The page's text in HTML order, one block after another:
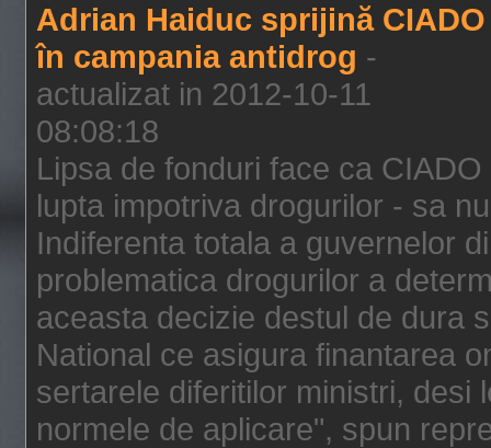
Adrian Haiduc sprijină CIADO
în campania antidrog -
actualizat in 2012-10-11
08:08:18
Lipsa de fonduri face ca
lupta impotriva drogurilor - sa
Indiferenta totala a guvernelor
problematica drogurilor a
aceasta decizie destul de dura
National ce asigura finantarea
sertarele diferitilor ministri, desi
normele de aplicare", spun